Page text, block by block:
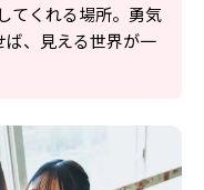
てくれる場所。勇気
、見える世界が一